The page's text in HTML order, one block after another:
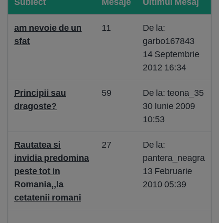
am nevoie de un
sfat
11
De la:
garbo167843
14 Septembrie
2012 16:34
Principii sau
dragoste?
59
De la: teona_35
30 Iunie 2009
10:53
Rautatea si
invidia predomina
peste tot in
Romania,,la
cetatenii romani
27
De la:
pantera_neagra
13 Februarie
2010 05:39